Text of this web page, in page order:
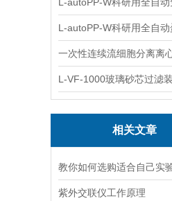
一次性连续流细胞分离离
L-VF-1000玻璃砂芯过滤
相关文章
紫外交联仪工作原理